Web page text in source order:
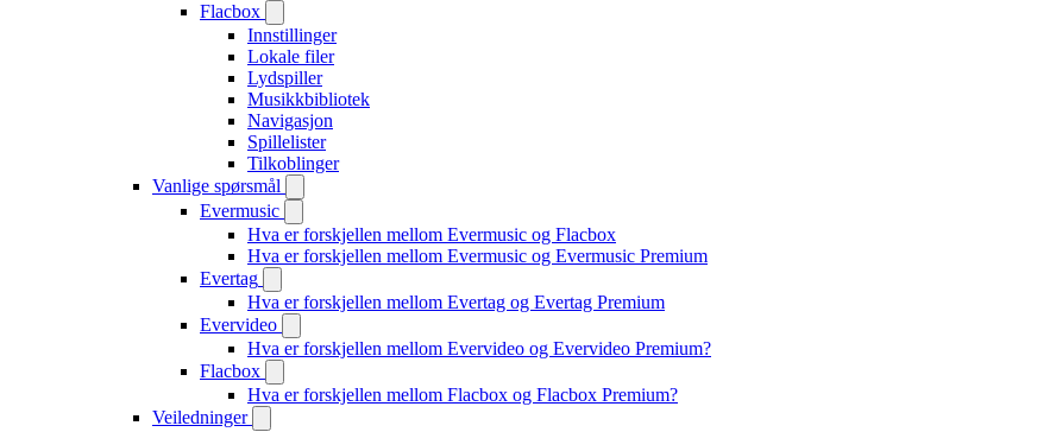
Flacbox
Innstillinger
Lokale filer
Lydspiller
Musikkbibliotek
Navigasjon
Spillelister
Tilkoblinger
Vanlige spørsmål
Evermusic
Hva er forskjellen mellom Evermusic og Flacbox
Hva er forskjellen mellom Evermusic og Evermusic Premium
Evertag
Hva er forskjellen mellom Evertag og Evertag Premium
Evervideo
Hva er forskjellen mellom Evervideo og Evervideo Premium?
Flacbox
Hva er forskjellen mellom Flacbox og Flacbox Premium?
Veiledninger